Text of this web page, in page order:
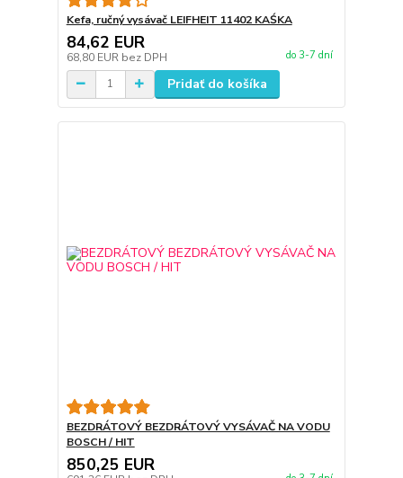
Kefa, ručný vysávač LEIFHEIT 11402 KAŚKA
84,62 EUR
68,80 EUR bez DPH do 3-7 dní
Pridať do košíka
BEZDRÁTOVÝ BEZDRÁTOVÝ VYSÁVAČ NA VODU
BOSCH / HIT
850,25 EUR